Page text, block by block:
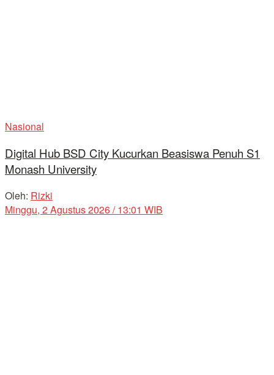
Nasional
Digital Hub BSD City Kucurkan Beasiswa Penuh S1
Monash University
Oleh: Rizki
Minggu, 2 Agustus 2026 / 13:01 WIB